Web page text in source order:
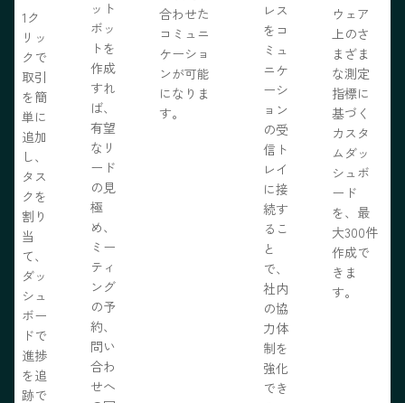
1ク
リッ
クで
取引
を簡
単に
追加
し、
タス
クを
割り
当
て、
ダッ
シュ
ボー
ドで
進捗
を追
跡で
ット
ボッ
トを
作成
すれ
ば、
有望
なリ
ード
の見
極
め、
ミー
ティ
ング
の予
約、
問い
合わ
せへ
合わせた
コミュニ
ケーショ
ンが可能
になりま
す。
レス
をコ
ミュ
ニケ
ーシ
ョン
の受
信ト
レイ
に接
続す
るこ
と
で、
社内
の協
力体
制を
強化
でき
ウェア
上のさ
まざま
な測定
指標に
基づく
カスタ
ムダッ
シュボ
ード
を、最
大300件
作成で
きま
す。